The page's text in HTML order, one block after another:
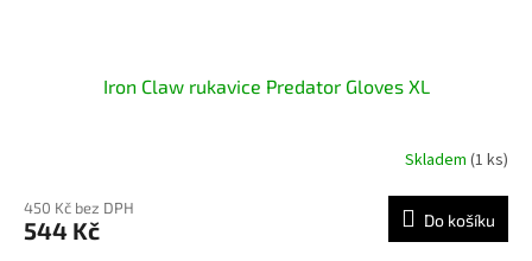
Iron Claw rukavice Predator Gloves XL
Skladem (1 ks)
450 Kč bez DPH
544 Kč Do košíku